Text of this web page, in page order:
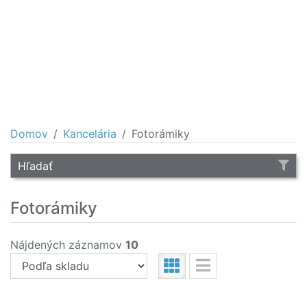
Domov Kancelária Fotorámiky
Hľadať
Fotorámiky
Nájdených záznamov 10